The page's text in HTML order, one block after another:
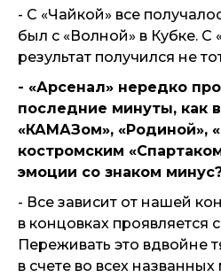
- С «Чайкой» все
был с «Волной» в Кубке. С
результат получился не
- «Арсенал» нередко
последние минуты, как
«КАМАЗом», «Родиной»,
костромским
эмоции со знаком
- Все зависит от нашей
в концовках проявляется
Переживать это вдвойне
в счете во всех названных